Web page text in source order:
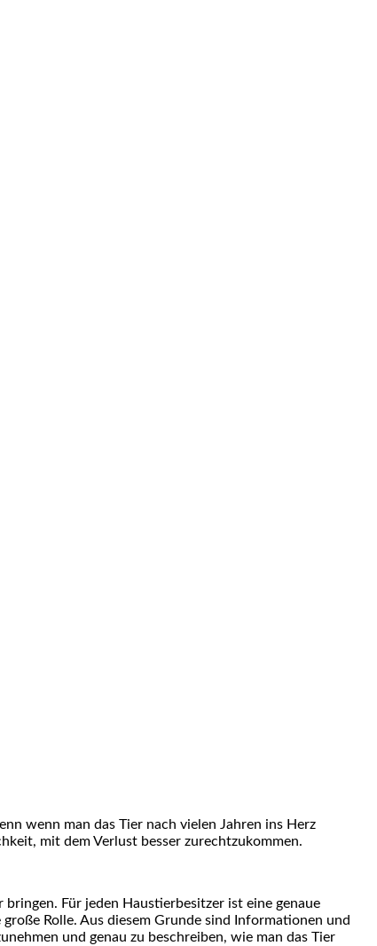
wenn man das Tier nach vielen Jahren ins Herz
mit dem Verlust besser zurechtzukommen.
Für jeden Haustierbesitzer ist eine genaue
Rolle. Aus diesem Grunde sind Informationen und
und genau zu beschreiben, wie man das Tier